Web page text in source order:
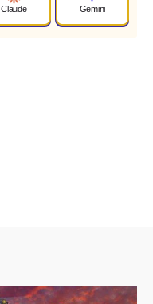
Claude Gemini